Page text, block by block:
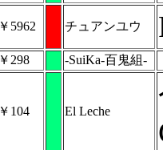
￥5962 チュアンユウ
￥298 -SuiKa-百鬼組-
￥104 El Leche